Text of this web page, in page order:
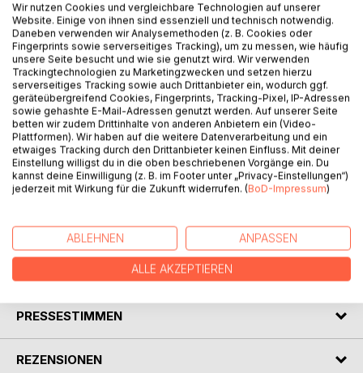
BESCHREIBUNG
ALARM!
Edgar hatte sich so auf seine Sommerferien gefreut! Und
jetzt? Alles anders! Er darf seine Ferien nicht wie erwartet
verbringen: zu Hause mit seinen Freunden! Statt dessen
muss er mit seiner Familie verreisen. Zu allem Überfluss
muss er auch noch alles, was er erlebt, in sein
"Urlaubstagebuch" schreiben.
Spannendes passiert, oder?
PRESSESTIMMEN
REZENSIONEN
Wir nutzen Cookies und vergleichbare Technologien auf unserer
Website. Einige von ihnen sind essenziell und technisch notwendig.
Daneben verwenden wir Analysemethoden (z. B. Cookies oder
Fingerprints sowie serverseitiges Tracking), um zu messen, wie häufig
unsere Seite besucht und wie sie genutzt wird. Wir verwenden
Trackingtechnologien zu Marketingzwecken und setzen hierzu
serverseitiges Tracking sowie auch Drittanbieter ein, wodurch ggf.
geräteübergreifend Cookies, Fingerprints, Tracking-Pixel, IP-Adressen
sowie gehashte E-Mail-Adressen genutzt werden. Auf unserer Seite
betten wir zudem Drittinhalte von anderen Anbietern ein (Video-
Plattformen). Wir haben auf die weitere Datenverarbeitung und ein
etwaiges Tracking durch den Drittanbieter keinen Einfluss. Mit deiner
Einstellung willigst du in die oben beschriebenen Vorgänge ein. Du
kannst deine Einwilligung (z. B. im Footer unter „Privacy-Einstellungen“)
jederzeit mit Wirkung für die Zukunft widerrufen. (BoD-Impressum)
ABLEHNEN ANPASSEN
ALLE AKZEPTIEREN